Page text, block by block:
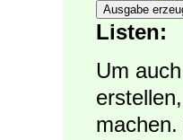
Ausgabe
Listen:
Um
machen.